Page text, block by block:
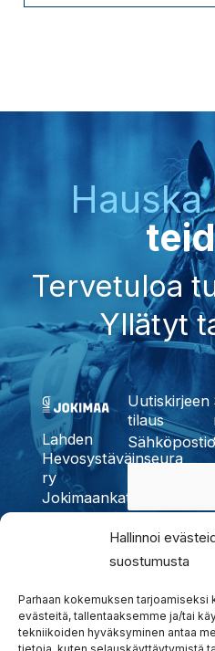
Hallinnoi
suostumusta
Parhaan kokemuksen
evästeitä, tallentaaksemme ja/tai
tekniikoiden hyväksyminen antaa
Hauska
Tervetuloa
Yllätyt
Lahden
Hevosystäväinseura
ry
Jokimaankatu
6, 15700
6440
info@jokimaanravit.fi
Toimisto
Uutiskirjeen
tilaus
Kyllä,
tilaan